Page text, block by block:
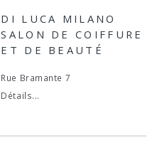
DI LUCA MILANO
SALON DE COIFFURE
ET DE BEAUTÉ
Rue Bramante 7
Détails...